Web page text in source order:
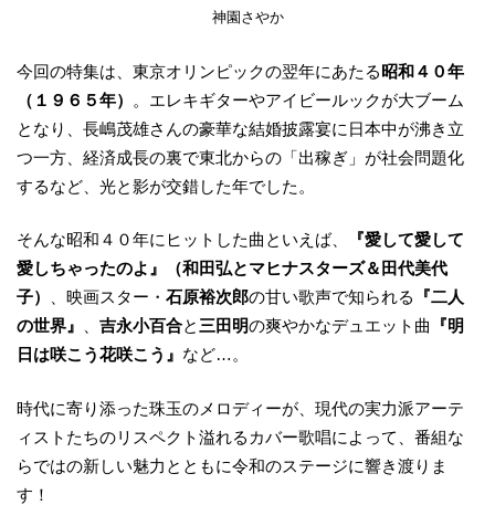
神園さやか
今回の特集は、東京オリンピックの翌年にあたる昭和４０年
（１９６５年）
。エレキギターやアイビールックが大ブーム
となり、長嶋茂雄さんの豪華な結婚披露宴に日本中が沸き立
つ一方、経済成長の裏で東北からの「出稼ぎ」が社会問題化
するなど、光と影が交錯した年でした。
そんな昭和４０年にヒットした曲といえば、
『愛して愛して
愛しちゃったのよ』（和田弘とマヒナスターズ＆田代美代
子）
、映画スター・ 石原裕次郎の甘い歌声で知られる
『二人
の世界』
吉永小百合と 三田明の爽やかなデュエット曲
『明
日は咲こう花咲こう』 など…。
時代に寄り添った珠玉のメロディーが、現代の実力派アーテ
ィストたちのリスペクト溢れるカバー歌唱によって、番組な
らではの新しい魅力とともに令和のステージに響き渡りま
す！